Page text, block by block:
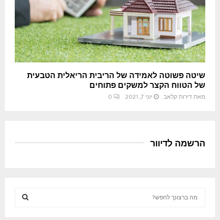
שיטה פשוטה לאמידה של הריבית הריאלית הטבעית
של הטווח הקצר למשקים פתוחים
מאת דירות קלאב יוני 7, 2021 0
הרשמה לדיוור